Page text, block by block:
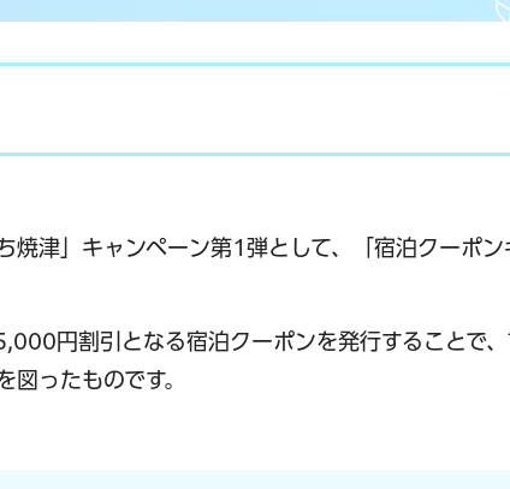
焼津」キャンペーン第1弾として、「宿泊クーポン
円割引となる宿泊クーポンを発行することで
ったものです。